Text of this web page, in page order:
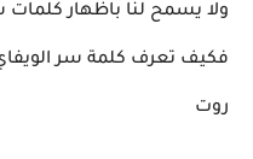
ولا يسمح لنا باظهار
فكيف تعرف كلمة سر
روت